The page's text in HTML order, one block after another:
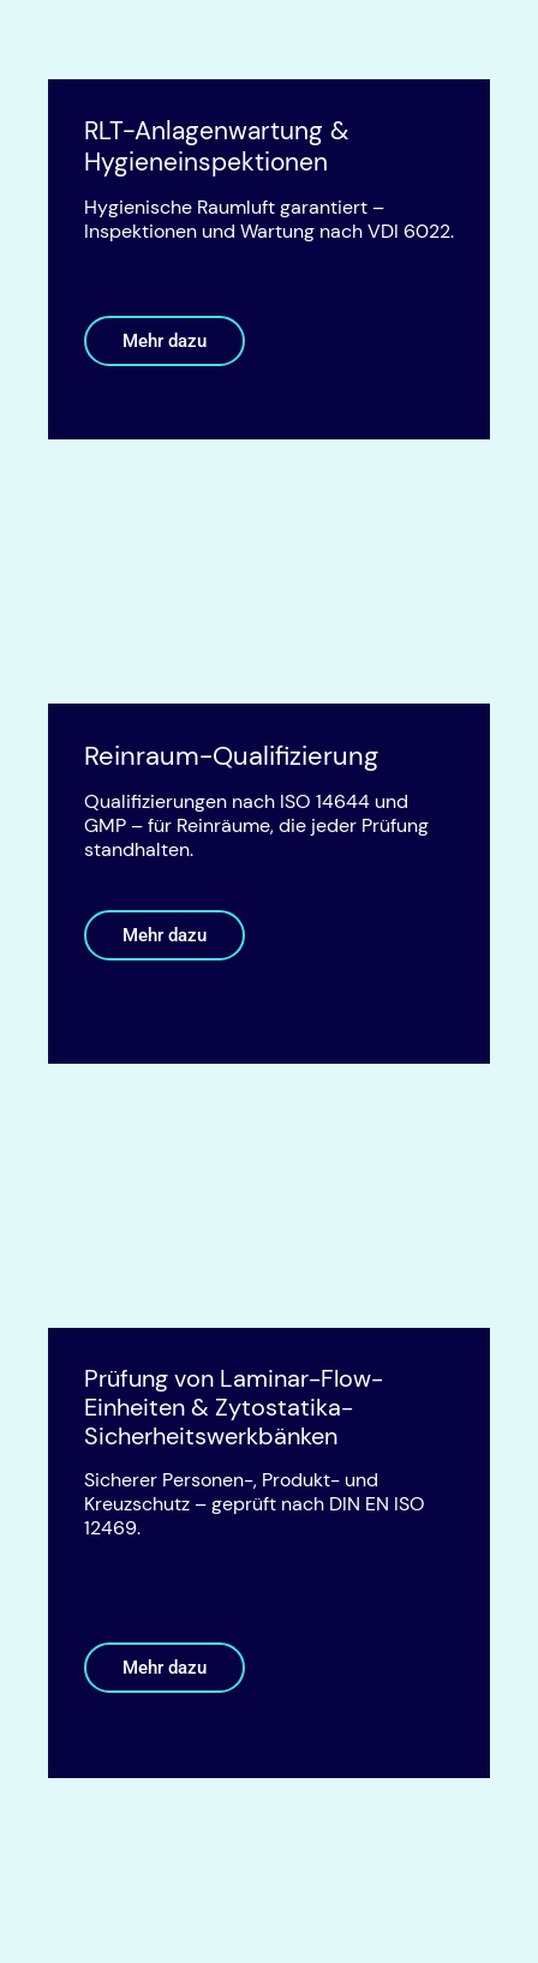
RLT-Anlagenwartung &
Hygieneinspektionen
Hygienische Raumluft garantiert –
Inspektionen und Wartung nach VDI 6022.
Mehr dazu
Reinraum-Qualifizierung
Qualifizierungen nach ISO 14644 und
GMP – für Reinräume, die jeder Prüfung
standhalten.
Mehr dazu
Prüfung von Laminar-Flow-
Einheiten & Zytostatika-
Sicherheitswerkbänken
Sicherer Personen-, Produkt- und
Kreuzschutz – geprüft nach DIN EN ISO
12469.
Mehr dazu